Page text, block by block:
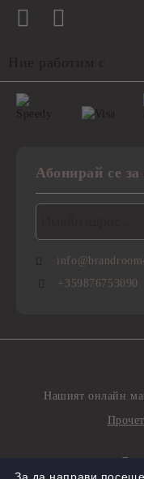
Абонирай се
+359876753090
Нашият онлайн